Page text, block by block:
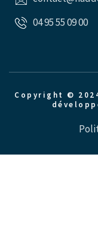
04 95 55 09 00
Copyright ©